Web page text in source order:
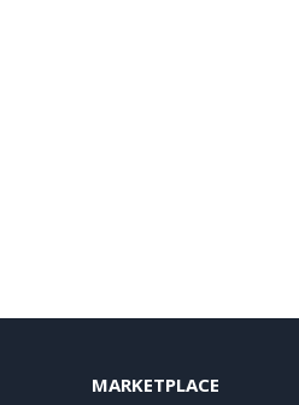
MARKETPLACE